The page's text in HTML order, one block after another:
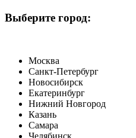
Выберите город:
Москва
Санкт-Петербург
Новосибирск
Екатеринбург
Нижний Новгород
Казань
Самара